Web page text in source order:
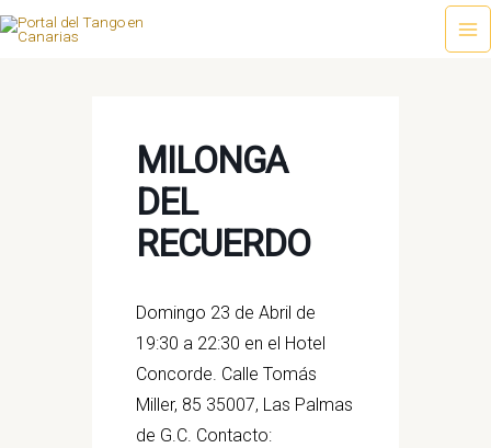
Ir
MILONGA
DEL
RECUERDO
Domingo 23 de Abril de
19:30 a 22:30 en el Hotel
Concorde. Calle Tomás
Miller, 85 35007, Las Palmas
de G.C. Contacto: